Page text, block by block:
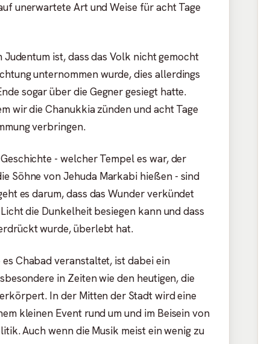
unerwartete Art und Weise für acht Tage
ist, dass das Volk nicht gemocht
unternommen wurde, dies allerdings
sogar über die Gegner gesiegt hatte.
wir die Chanukkia zünden und acht Tage
verbringen.
- welcher Tempel es war, der
Söhne von Jehuda Markabi hießen - sind
es darum, dass das Wunder verkündet
die Dunkelheit besiegen kann und dass
wurde, überlebt hat.
Chabad veranstaltet, ist dabei ein
in Zeiten wie den heutigen, die
In der Mitten der Stadt wird eine
kleinen Event rund um und im Beisein von
Auch wenn die Musik meist ein wenig zu